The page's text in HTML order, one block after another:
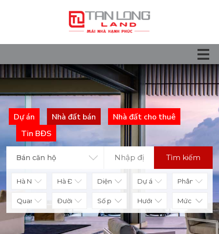
Dự án Nhà đất bán
Nhà đất cho thuê
Tin BĐS
Bán căn hộ Tìm kiếm
Diện tích
Số phòng Hướng nhà Mức giá